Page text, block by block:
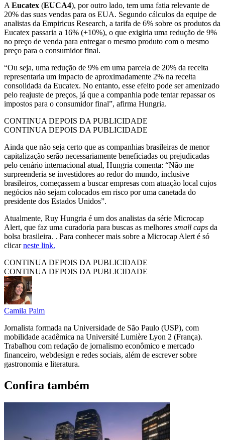
A Eucatex (EUCA4), por outro lado, tem uma fatia relevante de
20% das suas vendas para os EUA. Segundo cálculos da equipe de
analistas da Empiricus Research, a tarifa de 6% sobre os produtos da
Eucatex passaria a 16% (+10%), o que exigiria uma redução de 9%
no preço de venda para entregar o mesmo produto com o mesmo
preço para o consumidor final.
“Ou seja, uma redução de 9% em uma parcela de 20% da receita
representaria um impacto de aproximadamente 2% na receita
consolidada da Eucatex. No entanto, esse efeito pode ser amenizado
pelo reajuste de preços, já que a companhia pode tentar repassar os
impostos para o consumidor final”, afirma Hungria.
CONTINUA DEPOIS DA PUBLICIDADE
CONTINUA DEPOIS DA PUBLICIDADE
Ainda que não seja certo que as companhias brasileiras de menor
capitalização serão necessariamente beneficiadas ou prejudicadas
pelo cenário internacional atual, Hungria comenta: “Não me
surpreenderia se investidores ao redor do mundo, inclusive
brasileiros, começassem a buscar empresas com atuação local cujos
negócios não sejam colocados em risco por uma canetada do
presidente dos Estados Unidos”.
Atualmente, Ruy Hungria é um dos analistas da série Microcap
Alert, que faz uma curadoria para buscas as melhores small caps da
bolsa brasileira. . Para conhecer mais sobre a Microcap Alert é só
clicarneste link.
CONTINUA DEPOIS DA PUBLICIDADE
CONTINUA DEPOIS DA PUBLICIDADE
Camila Paim
Jornalista formada na Universidade de São Paulo (USP), com
mobilidade acadêmica na Université Lumière Lyon 2 (França).
Trabalhou com redação de jornalismo econômico e mercado
financeiro, webdesign e redes sociais, além de escrever sobre
gastronomia e literatura.
Confira também